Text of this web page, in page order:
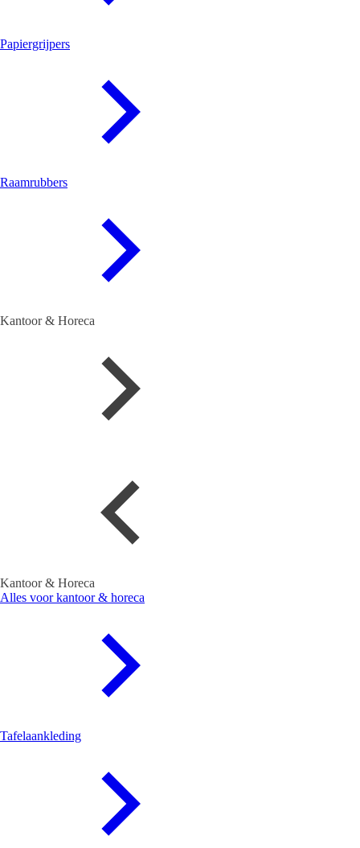
Papiergrijpers
Raamrubbers
Kantoor & Horeca
Kantoor & Horeca
Alles voor kantoor & horeca
Tafelaankleding